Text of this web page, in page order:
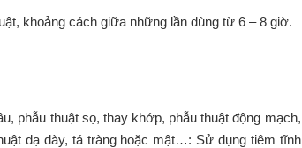
khoảng cách giữa những lần dùng từ 6 – 8 giờ.
phẫu thuật sọ, thay khớp, phẫu thuật động mạch,
dạ dày, tá tràng hoặc mật…: Sử dụng tiêm tĩnh